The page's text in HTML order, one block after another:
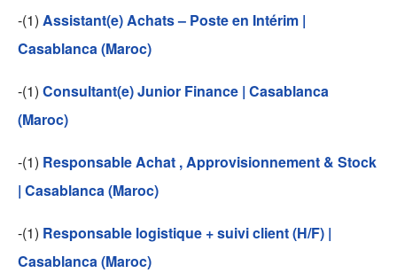
-(1) Assistant(e) Achats – Poste en Intérim |
Casablanca (Maroc)
-(1) Consultant(e) Junior Finance | Casablanca
(Maroc)
-(1) Responsable Achat , Approvisionnement & Stock
| Casablanca (Maroc)
-(1) Responsable logistique + suivi client (H/F) |
Casablanca (Maroc)